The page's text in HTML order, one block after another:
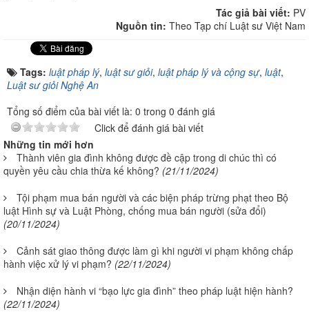
Tác giả bài viết: PV
Nguồn tin: Theo Tạp chí Luật sư Việt Nam
Tags: luật pháp lý, luật sư giỏi, luật pháp lý và cộng sự, luật,
Luật sư giỏi Nghệ An
Tổng số điểm của bài viết là: 0 trong 0 đánh giá
Click để đánh giá bài viết
Những tin mới hơn
Thành viên gia đình không được đề cập trong di chúc thì có
quyền yêu cầu chia thừa kế không? (21/11/2024)
Tội phạm mua bán người và các biện pháp trừng phạt theo Bộ
luật Hình sự và Luật Phòng, chống mua bán người (sửa đổi)
(20/11/2024)
Cảnh sát giao thông được làm gì khi người vi phạm không chấp
hành việc xử lý vi phạm? (22/11/2024)
Nhận diện hành vi “bạo lực gia đình” theo pháp luật hiện hành?
(22/11/2024)